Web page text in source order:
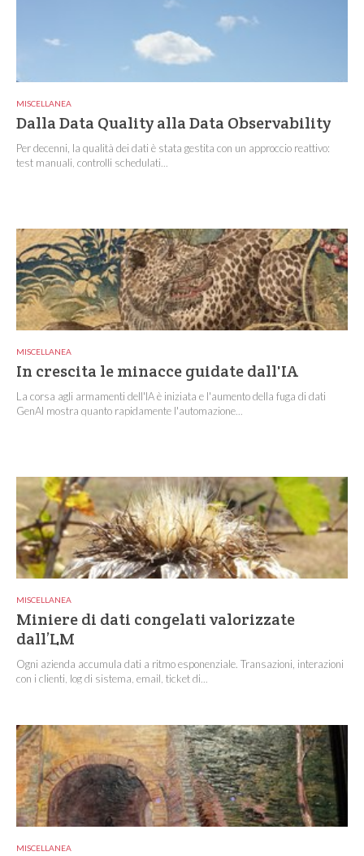
MISCELLANEA
Dalla Data Quality alla Data Observability
Per decenni, la qualità dei dati è stata gestita con un approccio reattivo:
test manuali, controlli schedulati...
MISCELLANEA
In crescita le minacce guidate dall'IA
La corsa agli armamenti dell'IA è iniziata e l'aumento della fuga di dati
GenAI mostra quanto rapidamente l'automazione...
MISCELLANEA
Miniere di dati congelati valorizzate
dall’LM
Ogni azienda accumula dati a ritmo esponenziale. Transazioni, interazioni
con i clienti, log di sistema, email, ticket di...
MISCELLANEA